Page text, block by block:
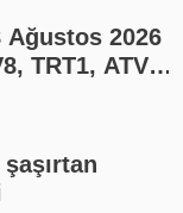
2026
TRT1, ATV